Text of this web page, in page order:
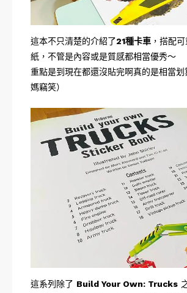
這本不只清楚的介紹了21種卡車 ，搭配
紙，不管是內容或是質感都相當優秀～
重點是到現在都還沒貼完啊真的是相當
媽竊笑）
這系列除了 Build Your Own: Trucks